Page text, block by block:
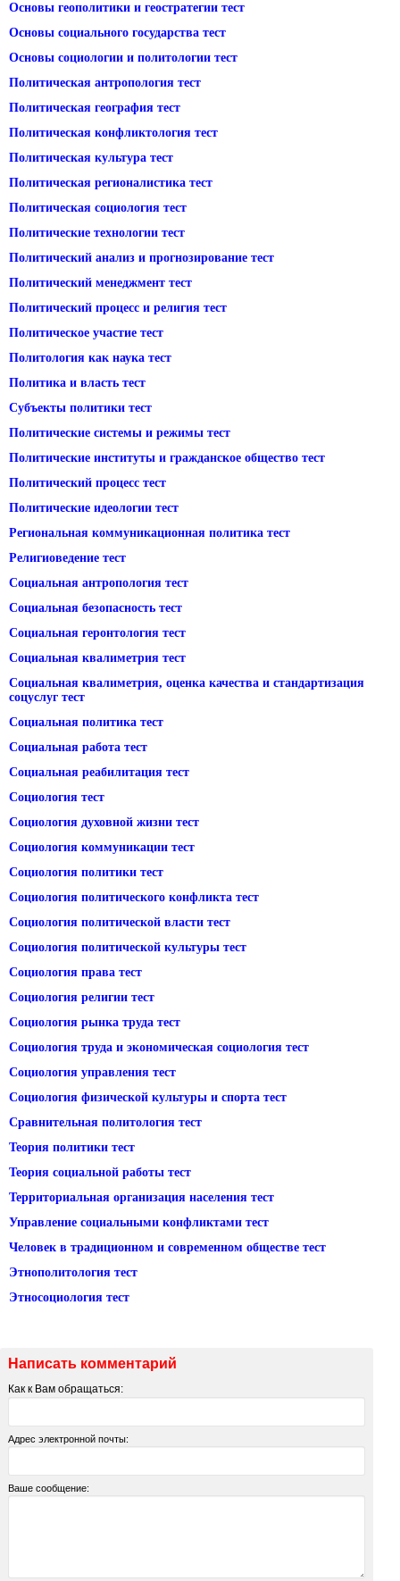
Основы геополитики и геостратегии тест
Основы социального государства тест
Основы социологии и политологии тест
Политическая антропология тест
Политическая география тест
Политическая конфликтология тест
Политическая культура тест
Политическая регионалистика тест
Политическая социология тест
Политические технологии тест
Политический анализ и прогнозирование тест
Политический менеджмент тест
Политический процесс и религия тест
Политическое участие тест
Политология как наука тест
Политика и власть тест
Субъекты политики тест
Политические системы и режимы тест
Политические институты и гражданское общество тест
Политический процесс тест
Политические идеологии тест
Региональная коммуникационная политика тест
Религиоведение тест
Социальная антропология тест
Социальная безопасность тест
Социальная геронтология тест
Социальная квалиметрия тест
Социальная квалиметрия, оценка качества и стандартизация
соцуслуг тест
Социальная политика тест
Социальная работа тест
Социальная реабилитация тест
Социология тест
Социология духовной жизни тест
Социология коммуникации тест
Социология политики тест
Социология политического конфликта тест
Социология политической власти тест
Социология политической культуры тест
Социология права тест
Социология религии тест
Социология рынка труда тест
Социология труда и экономическая социология тест
Социология управления тест
Социология физической культуры и спорта тест
Сравнительная политология тест
Теория политики тест
Теория социальной работы тест
Территориальная организация населения тест
Управление социальными конфликтами тест
Человек в традиционном и современном обществе тест
Этнополитология тест
Этносоциология тест
Написать комментарий
Как к Вам обращаться:
Адрес электронной почты:
Ваше сообщение: